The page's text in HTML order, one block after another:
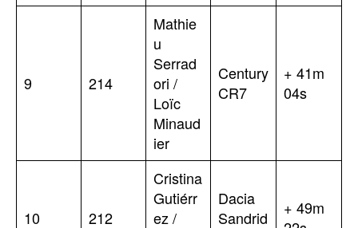
9 214
Mathie
u
Serrad
ori /
Loïc
Minaud
ier
Century
CR7
+ 41m
04s
10 212
Cristina
Gutiérr
ez /
Dacia
Sandrid
+ 49m